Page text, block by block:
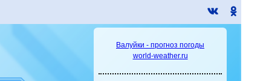
Валуйки - прогноз погоды
world-weather.ru